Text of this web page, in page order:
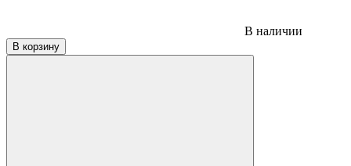
В наличии
В корзину